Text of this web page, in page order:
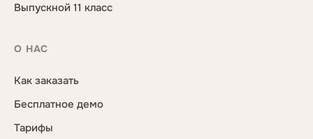
Выпускной 11 класс
О НАС
Как заказать
Бесплатное демо
Тарифы